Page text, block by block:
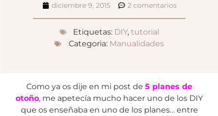
diciembre 9, 2015 2 comentarios
Etiquetas: DIY, tutorial
Categoria: Manualidades
Como ya os dije en mi post de 5 planes de
otoño, me apetecía mucho hacer uno de los DIY
que os enseñaba en uno de los planes… entre